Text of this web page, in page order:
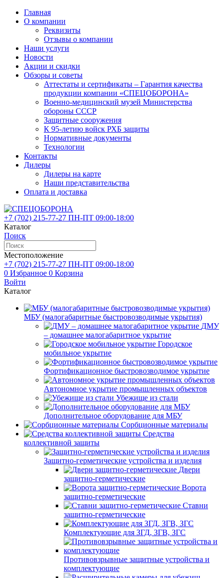
Главная
О компании
Реквизиты
Отзывы о компании
Наши услуги
Новости
Акции и скидки
Обзоры и советы
Аттестаты и сертификаты – Гарантия качества
продукции компании «СПЕЦОБОРОНА»
Военно-медицинский музей Министерства
обороны СССР
Защитные сооружения
К 95-летию войск РХБ защиты
Нормативные документы
Технологии
Контакты
Дилеры
Дилеры на карте
Наши представительства
Оплата и доставка
+7 (702) 215-77-27 ПН-ПТ 09:00-18:00
Каталог
Поиск
Местоположение
+7 (702) 215-77-27 ПН-ПТ 09:00-18:00
0 Избранное 0 Корзина
Войти
Каталог
МБУ (малогабаритные быстровозводимые укрытия)
ДМУ
– домашнее малогабаритное укрытие
Городское
мобильное укрытие
Фортификационное быстровозводимое укрытие
Автономное укрытие промышленных объектов
Убежище из стали
Дополнительное оборудование для МБУ
Сорбционные материалы
Средства
коллективной защиты
Защитно-герметические устройства и изделия
Двери
защитно-герметические
Ворота
защитно-герметические
Ставни
защитно-герметические
Комплектующие для ЗГД, ЗГВ, ЗГС
Противовзрывные защитные устройства и
комплектующие